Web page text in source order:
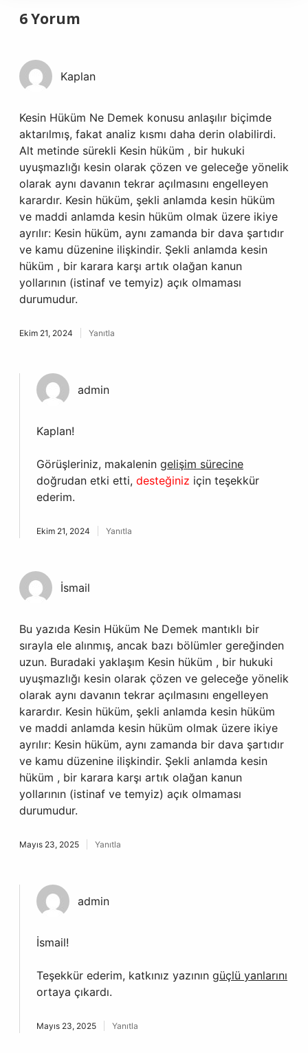
6 Yorum
Kaplan
Kesin Hüküm Ne Demek konusu anlaşılır biçimde
aktarılmış, fakat analiz kısmı daha derin olabilirdi.
Alt metinde sürekli Kesin hüküm , bir hukuki
uyuşmazlığı kesin olarak çözen ve geleceğe yönelik
olarak aynı davanın tekrar açılmasını engelleyen
karardır. Kesin hüküm, şekli anlamda kesin hüküm
ve maddi anlamda kesin hüküm olmak üzere ikiye
ayrılır: Kesin hüküm, aynı zamanda bir dava şartıdır
ve kamu düzenine ilişkindir. Şekli anlamda kesin
hüküm , bir karara karşı artık olağan kanun
yollarının (istinaf ve temyiz) açık olmaması
durumudur.
Ekim 21, 2024 Yanıtla
admin
Kaplan!
Görüşleriniz, makalenin gelişim sürecine
doğrudan etki etti, desteğiniz için teşekkür
ederim.
Ekim 21, 2024 Yanıtla
İsmail
Bu yazıda Kesin Hüküm Ne Demek mantıklı bir
sırayla ele alınmış, ancak bazı bölümler gereğinden
uzun. Buradaki yaklaşım Kesin hüküm , bir hukuki
uyuşmazlığı kesin olarak çözen ve geleceğe yönelik
olarak aynı davanın tekrar açılmasını engelleyen
karardır. Kesin hüküm, şekli anlamda kesin hüküm
ve maddi anlamda kesin hüküm olmak üzere ikiye
ayrılır: Kesin hüküm, aynı zamanda bir dava şartıdır
ve kamu düzenine ilişkindir. Şekli anlamda kesin
hüküm , bir karara karşı artık olağan kanun
yollarının (istinaf ve temyiz) açık olmaması
durumudur.
Mayıs 23, 2025 Yanıtla
admin
İsmail!
Teşekkür ederim, katkınız yazının güçlü yanlarını
ortaya çıkardı.
Mayıs 23, 2025 Yanıtla